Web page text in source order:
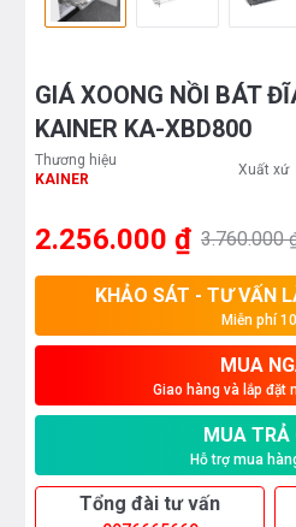
GIÁ XOONG NỒI BÁT
KAINER KA-XBD800
Thương hiệu
KAINER
Xuất xứ
2.256.000 ₫ 3.760.000
KHẢO SÁT - TƯ VẤN
Miễn phí
MUA
Giao hàng và lắp đặt
MUA TRẢ
Hỗ trợ mua
Tổng đài tư vấn